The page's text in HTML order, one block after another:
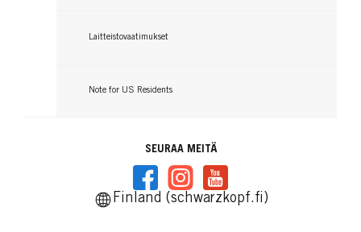
Laitteistovaatimukset
Note for US Residents
SEURAA MEITÄ
Finland (schwarzkopf.fi)